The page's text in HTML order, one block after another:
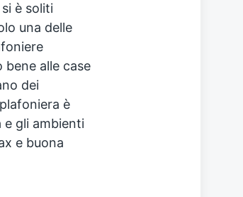
è soliti
una delle
alle case
dei
è
e gli ambienti
e buona